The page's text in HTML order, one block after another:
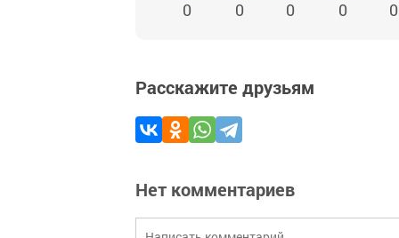
0 0 0 0 0
Расскажите друзьям
Нет комментариев